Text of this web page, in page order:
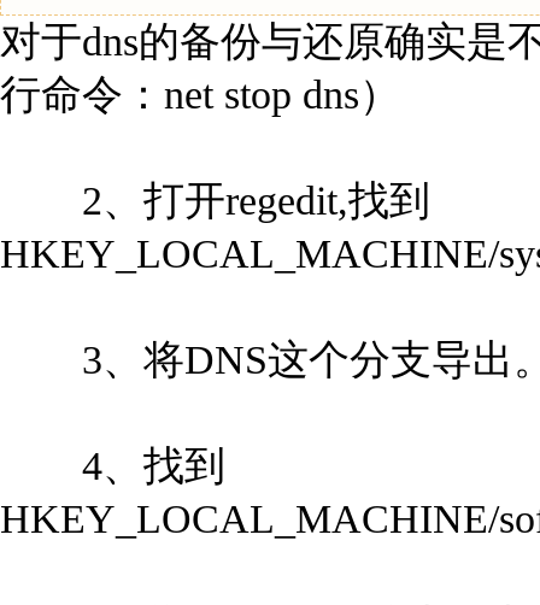
对于dns的备份与还原确实是
行命令：net stop dns）
2、打开regedit,找到
HKEY_LOCAL_MACHINE/
3、将DNS这个分支导出。
4、找到
HKEY_LOCAL_MACHINE/